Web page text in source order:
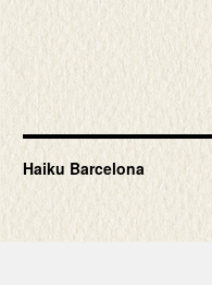
Haiku Barcelona